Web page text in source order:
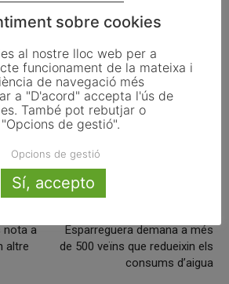
de Llobregat
MITMA
X Linkedin
nota a
altre
Esparreguera demana a més
de 500 veïns que redueixin els
consums d’aigua
sobre cookies
al nostre lloc web per a
funcionament de la mateixa i
de navegació més
a "D'acord" accepta l'ús de
També pot rebutjar o
de gestió".
Opcions de gestió
Sí, accepto